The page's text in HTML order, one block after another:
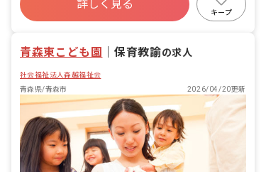
詳しく見る
キープ
青森東こども園 ｜保育教諭の求人
社会福祉法人森越福祉会
青森県/青森市
2026/04/20更新